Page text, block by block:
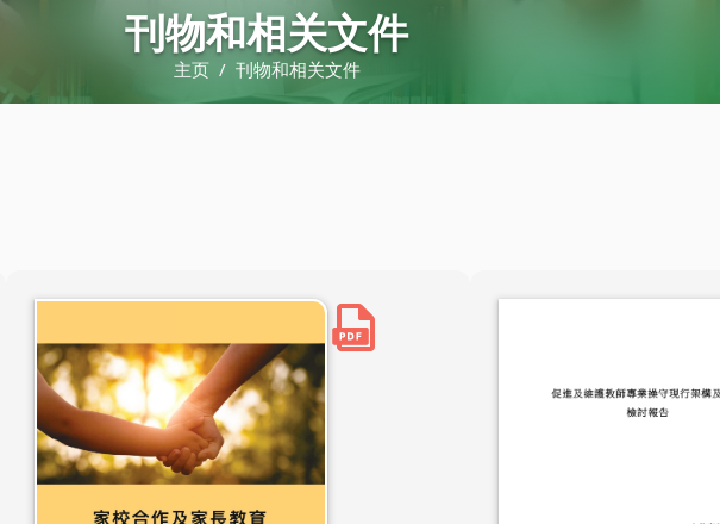
刊物和相关文件
主页 / 刊物和相关文件